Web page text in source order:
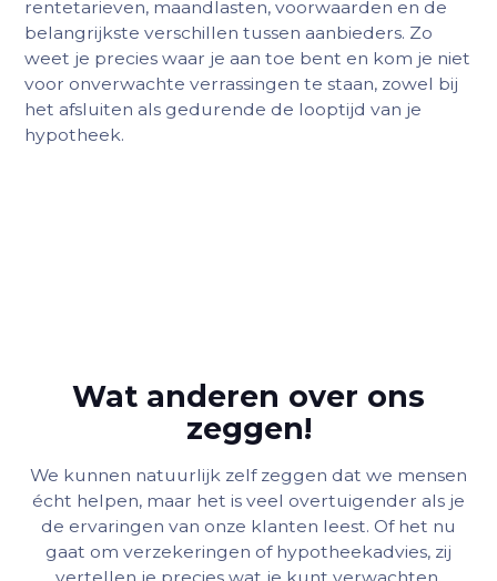
rentetarieven, maandlasten, voorwaarden en de
belangrijkste verschillen tussen aanbieders. Zo
weet je precies waar je aan toe bent en kom je niet
voor onverwachte verrassingen te staan, zowel bij
het afsluiten als gedurende de looptijd van je
hypotheek.
Wat anderen over ons
zeggen!
We kunnen natuurlijk zelf zeggen dat we mensen
écht helpen, maar het is veel overtuigender als je
de ervaringen van onze klanten leest. Of het nu
gaat om verzekeringen of hypotheekadvies, zij